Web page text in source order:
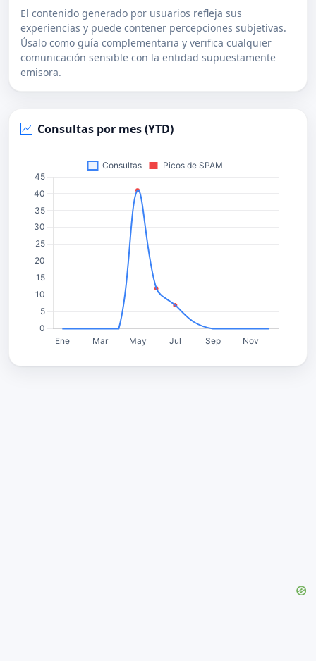
El contenido generado por usuarios refleja sus
experiencias y puede contener percepciones subjetivas.
Úsalo como guía complementaria y verifica cualquier
comunicación sensible con la entidad supuestamente
emisora.
Consultas por mes (YTD)